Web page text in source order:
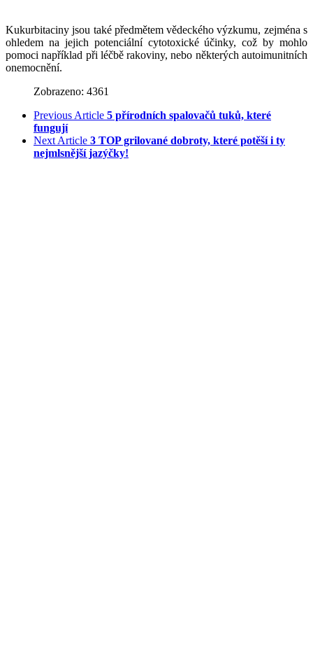
Kukurbitaciny jsou také předmětem vědeckého výzkumu, zejména s
ohledem na jejich potenciální cytotoxické účinky, což by mohlo
pomoci například při léčbě rakoviny, nebo některých autoimunitních
onemocnění.
Zobrazeno: 4361
Previous Article 5 přírodních spalovačů tuků, které
fungují
Next Article 3 TOP grilované dobroty, které potěší i ty
nejmlsnější jazýčky!